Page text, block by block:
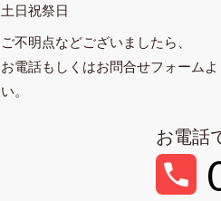
土日祝祭日
ご不明点などございましたら、
お電話もしくはお問合せフォーム
い。
お電話